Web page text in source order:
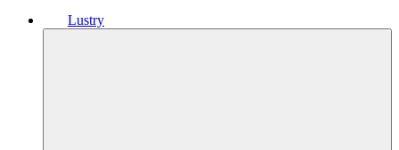
Lustry